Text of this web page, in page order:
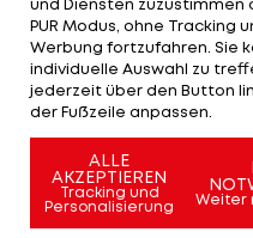
Der 18-jährige
Saison in 27
Der FC Lieferingspielte
starke Rückrunde,
der ADMIRAL2. Liga auf
PUR Modus, ohne Tracking
Werbung fortzufahren. Sie
individuelle Auswahl zu
jederzeit über den Button
der Fußzeile anpassen.
ALLE
AKZEPTIEREN
Tracking und
Personalisierung
Weiter